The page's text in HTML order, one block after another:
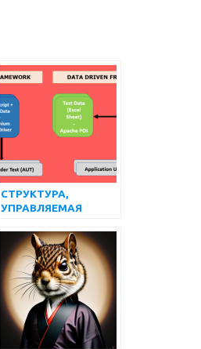
СТРУКТУРА,
УПРАВЛЯЕМАЯ
SELENIUM
WEBDRIVER |
МАТЕРИАЛ ДЛЯ
ТЕСТИРОВАНИЯ
ПРОГРАММНОГО
ОБЕСПЕЧЕНИЯ